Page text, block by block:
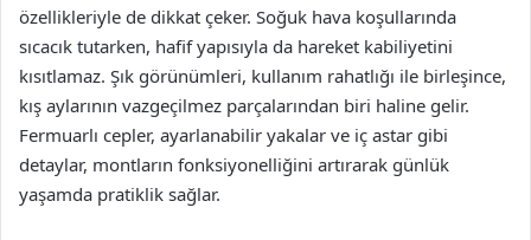
özellikleriyle de dikkat çeker. Soğuk hava koşullarında
sıcacık tutarken, hafif yapısıyla da hareket kabiliyetini
kısıtlamaz. Şık görünümleri, kullanım rahatlığı ile birleşince,
kış aylarının vazgeçilmez parçalarından biri haline gelir.
Fermuarlı cepler, ayarlanabilir yakalar ve iç astar gibi
detaylar, montların fonksiyonelliğini artırarak günlük
yaşamda pratiklik sağlar.